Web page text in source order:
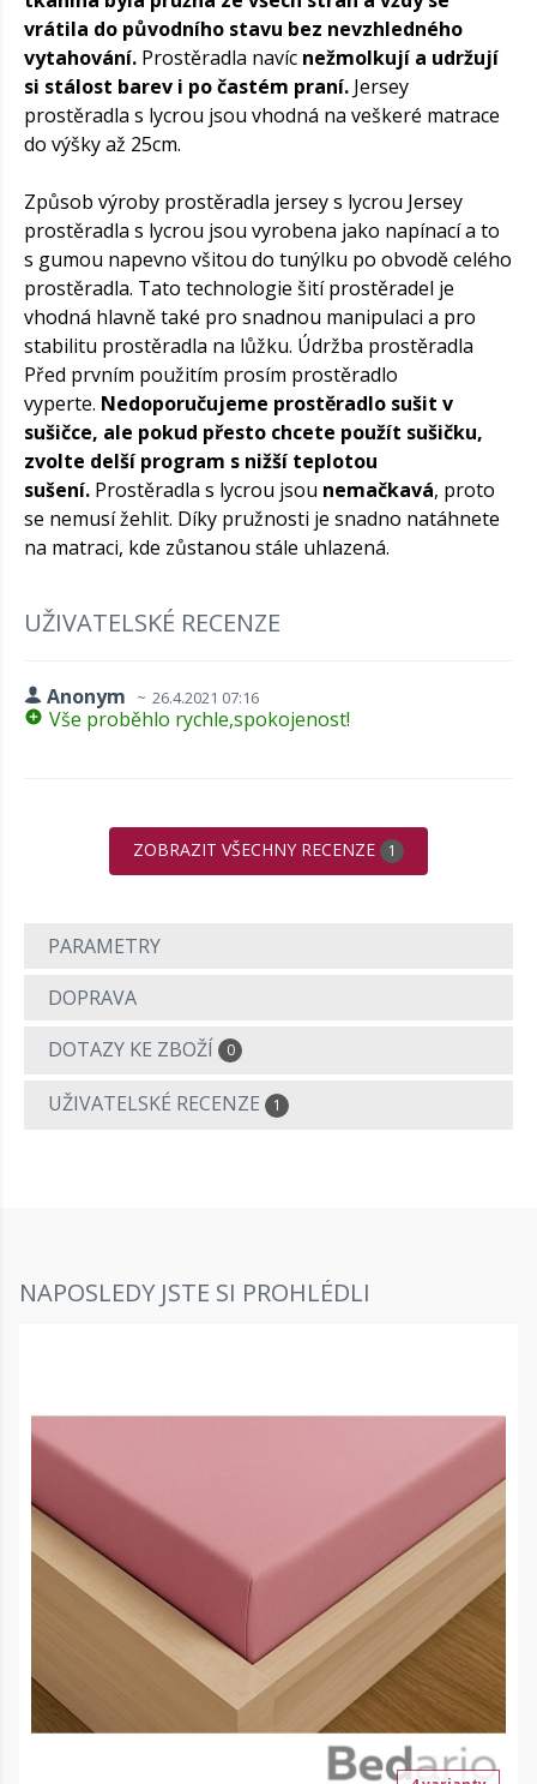
vrátila do původního stavu bez nevzhledného
vytahování. Prostěradla navíc nežmolkují a udržují
si stálost barev i po častém praní. Jersey
prostěradla s lycrou jsou vhodná na veškeré matrace
do výšky až 25cm.
Způsob výroby prostěradla jersey s lycrou Jersey
prostěradla s lycrou jsou vyrobena jako napínací a to
s gumou napevno všitou do tunýlku po obvodě celého
prostěradla. Tato technologie šití prostěradel je
vhodná hlavně také pro snadnou manipulaci a pro
stabilitu prostěradla na lůžku. Údržba prostěradla
Před prvním použitím prosím prostěradlo
vyperte. Nedoporučujeme prostěradlo sušit v
sušičce, ale pokud přesto chcete použít sušičku,
zvolte delší program s nižší teplotou
sušení. Prostěradla s lycrou jsou nemačkavá, proto
se nemusí žehlit. Díky pružnosti je snadno natáhnete
na matraci, kde zůstanou stále uhlazená.
UŽIVATELSKÉ RECENZE
Anonym 26.4.2021 07:16
Vše proběhlo rychle,spokojenost!
ZOBRAZIT VŠECHNY RECENZE 1
PARAMETRY
DOPRAVA
DOTAZY KE ZBOŽÍ
0
UŽIVATELSKÉ RECENZE 1
NAPOSLEDY JSTE SI PROHLÉDLI